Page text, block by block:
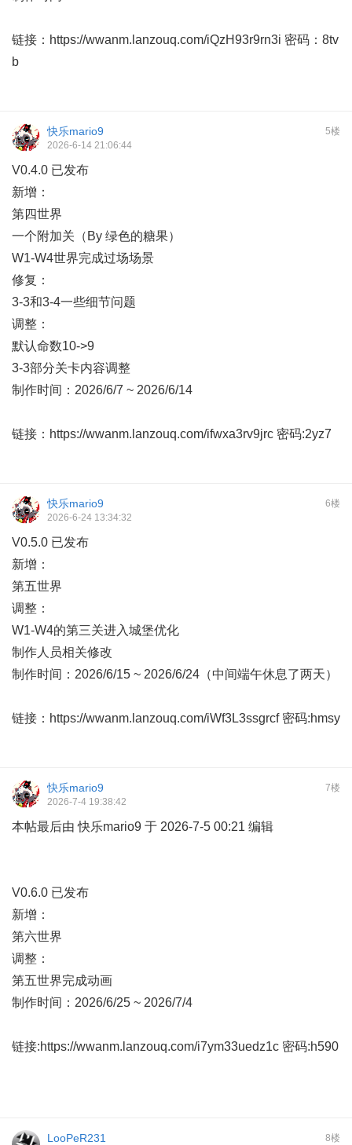
链接： https://wwanm.lanzouq.com/iQzH93r9rn3i 密码：8tv
b
5楼
快乐mario9
2026-6-14 21:06:44
V0.4.0 已发布
新增：
第四世界
一个附加关（By 绿色的糖果）
W1-W4世界完成过场场景
修复：
3-3和3-4一些细节问题
调整：
默认命数10->9
3-3部分关卡内容调整
制作时间：2026/6/7 ~ 2026/6/14
链接： https://wwanm.lanzouq.com/ifwxa3rv9jrc 密码:2yz7
6楼
快乐mario9
2026-6-24 13:34:32
V0.5.0 已发布
新增：
第五世界
调整：
W1-W4的第三关进入城堡优化
制作人员相关修改
制作时间：2026/6/15 ~ 2026/6/24（中间端午休息了两天）
链接： https://wwanm.lanzouq.com/iWf3L3ssgrcf密码:hmsy
7楼
快乐mario9
2026-7-4 19:38:42
本帖最后由 快乐mario9 于 2026-7-5 00:21 编辑
V0.6.0 已发布
新增：
第六世界
调整：
第五世界完成动画
制作时间：2026/6/25 ~ 2026/7/4
链接:https://wwanm.lanzouq.com/i7ym33uedz1c 密码:h590
8楼
LooPeR231